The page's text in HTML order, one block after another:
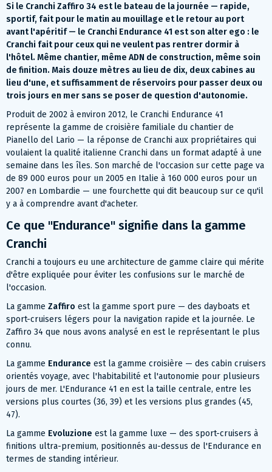
Si le Cranchi Zaffiro 34 est le bateau de la journée — rapide,
sportif, fait pour le matin au mouillage et le retour au port
avant l'apéritif — le Cranchi Endurance 41 est son alter ego : le
Cranchi fait pour ceux qui ne veulent pas rentrer dormir à
l'hôtel. Même chantier, même ADN de construction, même soin
de finition. Mais douze mètres au lieu de dix, deux cabines au
lieu d'une, et suffisamment de réservoirs pour passer deux ou
trois jours en mer sans se poser de question d'autonomie.
Produit de 2002 à environ 2012, le Cranchi Endurance 41
représente la gamme de croisière familiale du chantier de
Pianello del Lario — la réponse de Cranchi aux propriétaires qui
voulaient la qualité italienne Cranchi dans un format adapté à une
semaine dans les îles. Son marché de l'occasion sur cette page va
de 89 000 euros pour un 2005 en Italie à 160 000 euros pour un
2007 en Lombardie — une fourchette qui dit beaucoup sur ce qu'il
y a à comprendre avant d'acheter.
Ce que "Endurance" signifie dans la gamme
Cranchi
Cranchi a toujours eu une architecture de gamme claire qui mérite
d'être expliquée pour éviter les confusions sur le marché de
l'occasion.
La gamme Zaffiro est la gamme sport pure — des dayboats et
sport-cruisers légers pour la navigation rapide et la journée. Le
Zaffiro 34 que nous avons analysé en est le représentant le plus
connu.
La gamme Endurance est la gamme croisière — des cabin cruisers
orientés voyage, avec l'habitabilité et l'autonomie pour plusieurs
jours de mer. L'Endurance 41 en est la taille centrale, entre les
versions plus courtes (36, 39) et les versions plus grandes (45,
47).
La gamme Evoluzione est la gamme luxe — des sport-cruisers à
finitions ultra-premium, positionnés au-dessus de l'Endurance en
termes de standing intérieur.